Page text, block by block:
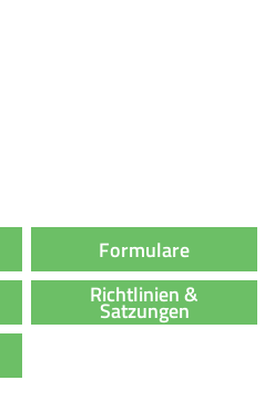
Formulare
Richtlinien &
Satzungen